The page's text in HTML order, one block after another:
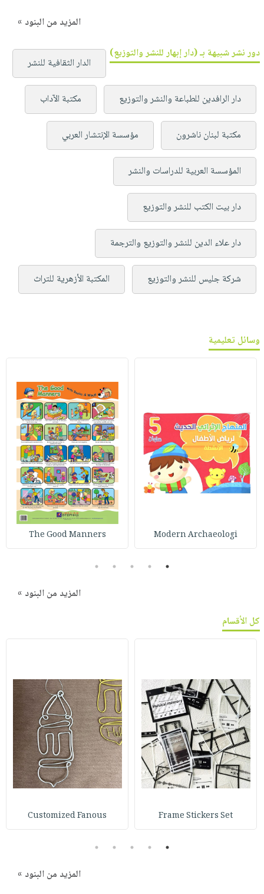
المزيد من البنود »
دور نشر شبيهة بـ (دار إبهار للنشر والتوزيع)
الدار الثقافية للنشر
دار الرافدين للطباعة والنشر والتوزيع مكتبة الآداب
مكتبة لبنان ناشرون مؤسسة الإنتشار العربي
المؤسسة العربية للدراسات والنشر
دار بيت الكتب للنشر والتوزيع
دار علاء الدين للنشر والتوزيع والترجمة
شركة جليس للنشر والتوزيع المكتبة الأزهرية للتراث
وسائل تعليمية
Modern Archaeologi
The Good Manners
1
2
3
4
5
المزيد من البنود »
كل الأقسام
Frame Stickers Set
Customized Fanous
1
2
3
4
5
المزيد من البنود »